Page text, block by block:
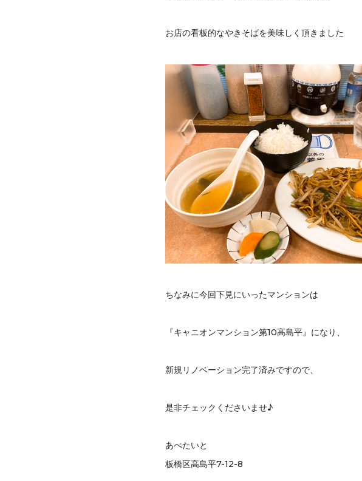
お店の看板的なやきそばを美味しく頂きました
ちなみに今回下見にいったマンションは
『キャニオンマンション第10高島平』になり、
新規リノベーション完了済みですので、
是非チェックくださいませ♪
あぺたいと
板橋区高島平7-12-8